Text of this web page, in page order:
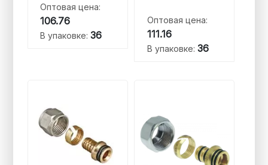
Оптовая цена:
106.76
В упаковке:36
Оптовая цена:
111.16
В упаковке: 36